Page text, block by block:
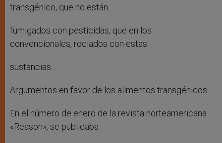
transgénico, que no están
fumigados con pesticidas, que en los
convencionales, rociados con estas
sustancias.
Argumentos en favor de los alimentos transgénicos
En el número de enero de la revista norteamericana
«Reason», se publicaba